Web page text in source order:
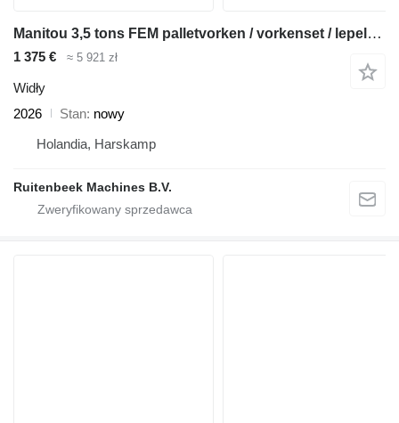
Manitou 3,5 tons FEM palletvorken / vorkenset / lepels vorkenbord merlo
1 375 € ≈ 5 921 zł
Widły
2026
Stan nowy
Holandia, Harskamp
Ruitenbeek Machines B.V.